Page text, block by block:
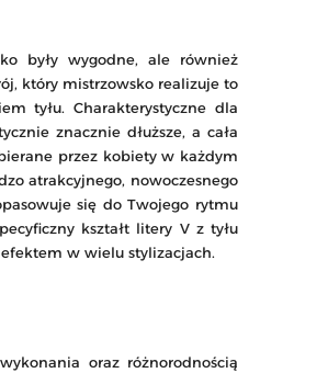
były wygodne, ale również
który mistrzowsko realizuje to
tyłu. Charakterystyczne dla
znacznie dłuższe, a cała
przez kobiety w każdym
atrakcyjnego, nowoczesnego
się do Twojego rytmu
kształt litery V z tyłu
w wielu stylizacjach.
oraz różnorodnością